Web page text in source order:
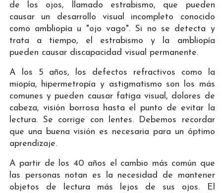
de los ojos, llamado estrabismo, que pueden
causar un desarrollo visual incompleto conocido
como ambliopía u "ojo vago". Si no se detecta y
trata a tiempo, el estrabismo y la ambliopía
pueden causar discapacidad visual permanente.
A los 5 años, los defectos refractivos como la
miopía, hipermetropía y astigmatismo son los más
comunes y pueden causar fatiga visual, dolores de
cabeza, visión borrosa hasta el punto de evitar la
lectura. Se corrige con lentes. Debemos recordar
que una buena visión es necesaria para un óptimo
aprendizaje.
A partir de los 40 años el cambio más común que
las personas notan es la necesidad de mantener
objetos de lectura más lejos de sus ojos. El